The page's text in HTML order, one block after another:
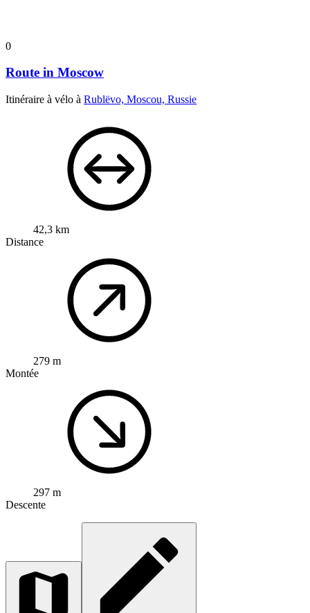
0
Route in Moscow
Itinéraire à vélo à Rublëvo, Moscou, Russie
42,3 km
Distance
279 m
Montée
297 m
Descente